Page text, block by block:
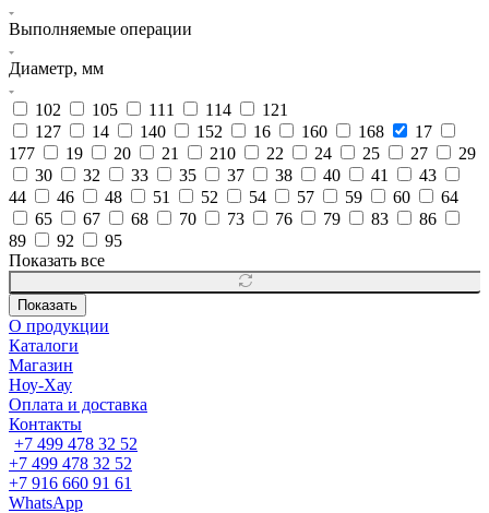
Выполняемые операции
Диаметр, мм
102 105 111 114
121
127
14 140 152 16 160 168
17
177
19 20 21 210 22 24 25 27
29
30
32 33 35 37 38 40 41
43
44
46 48 51 52 54 57 59 60
64
65
67 68 70 73 76 79 83
86
89
92
95
Показать все
Показать
О продукции
Каталоги
Магазин
Ноу-Хау
Оплата и доставка
Контакты
+7 499 478 32 52
+7 499 478 32 52
+7 916 660 91 61
WhatsApp